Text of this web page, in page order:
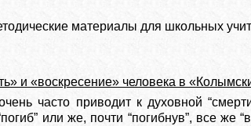
материалы для школьных
и «воскресение» человека в
часто приводит к духовной
или же, почти “погибнув”, все